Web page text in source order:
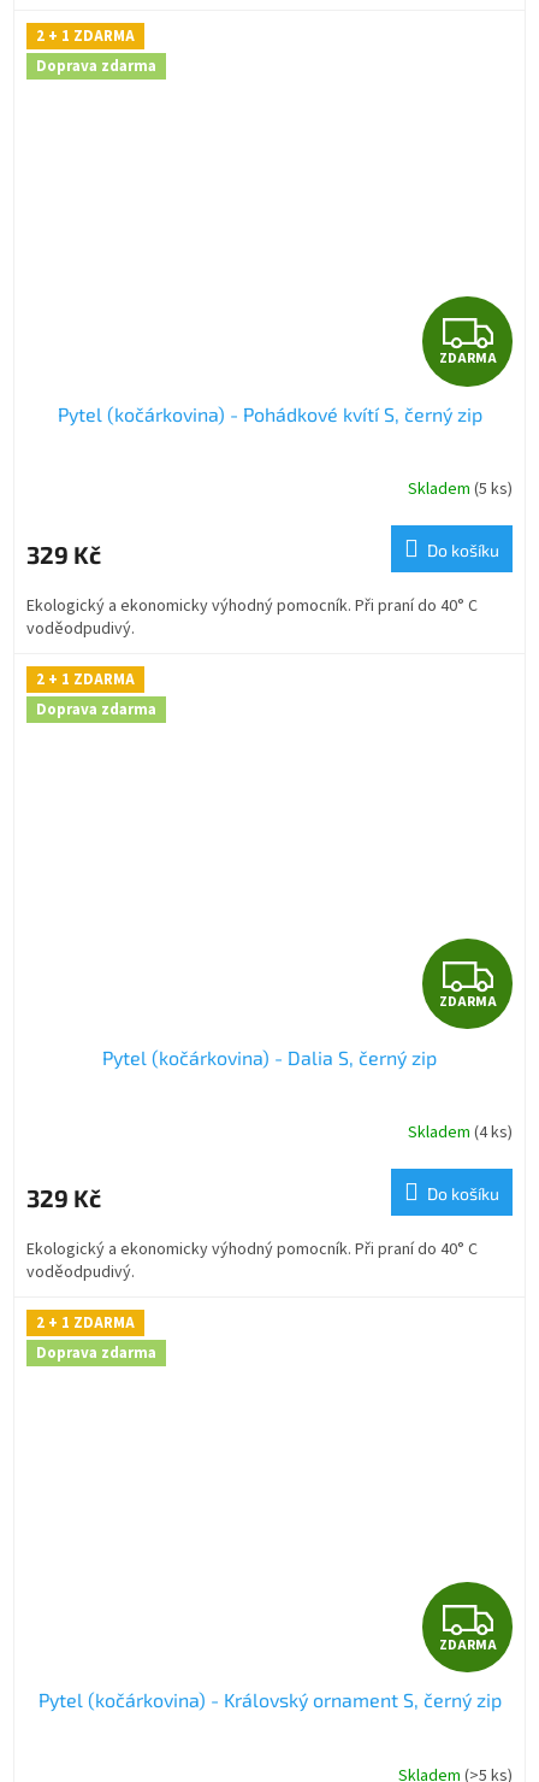
2 + 1 ZDARMA
Doprava zdarma
Z
D
R
M
A
ZDARMA
Pytel (kočárkovina) - Pohádkové kvítí S, černý zip
Skladem (5 ks)
329 Kč Do košíku
Ekologický a ekonomicky výhodný pomocník. Při praní do 40° C
voděodpudivý.
2 + 1 ZDARMA
Doprava zdarma
Z
D
R
M
A
ZDARMA
Pytel (kočárkovina) - Dalia S, černý zip
Skladem (4 ks)
329 Kč Do košíku
Ekologický a ekonomicky výhodný pomocník. Při praní do 40° C
voděodpudivý.
2 + 1 ZDARMA
Doprava zdarma
Z
D
A
R
ZDARMA
Pytel (kočárkovina) - Královský ornament S, černý zip
Skladem (>5 ks)